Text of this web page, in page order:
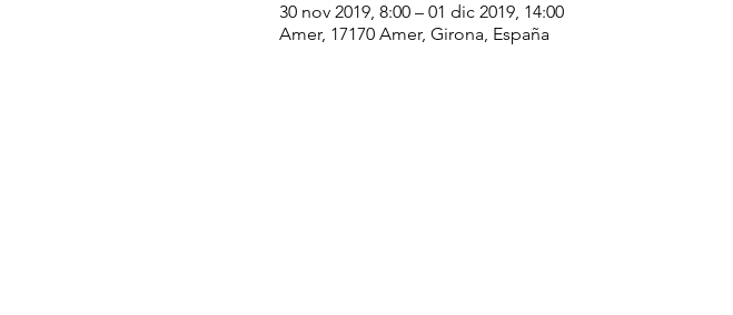
30 nov 2019, 8:00 – 01 dic 2019, 14:00
Amer, 17170 Amer, Girona, España